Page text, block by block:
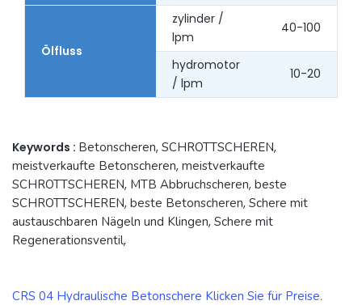
Ölfluss
zylinder /
lpm
40-100
hydromotor
/ lpm
10-20
Keywords : Betonscheren, SCHROTTSCHEREN,
meistverkaufte Betonscheren, meistverkaufte
SCHROTTSCHEREN, MTB Abbruchscheren, beste
SCHROTTSCHEREN, beste Betonscheren, Schere mit
austauschbaren Nägeln und Klingen, Schere mit
Regenerationsventil,
CRS 04 Hydraulische Betonschere Klicken Sie für Preise.